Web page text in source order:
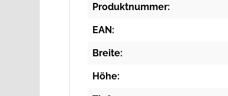
Produktnummer:
EAN:
Breite:
Höhe: